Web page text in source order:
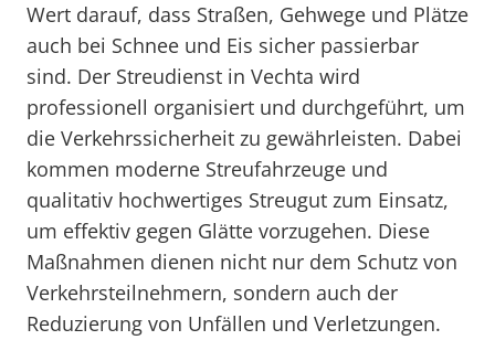
Wert darauf, dass Straßen, Gehwege und Plätze
auch bei Schnee und Eis sicher passierbar
sind. Der Streudienst in Vechta wird
professionell organisiert und durchgeführt, um
die Verkehrssicherheit zu gewährleisten. Dabei
kommen moderne Streufahrzeuge und
qualitativ hochwertiges Streugut zum Einsatz,
um effektiv gegen Glätte vorzugehen. Diese
Maßnahmen dienen nicht nur dem Schutz von
Verkehrsteilnehmern, sondern auch der
Reduzierung von Unfällen und Verletzungen.